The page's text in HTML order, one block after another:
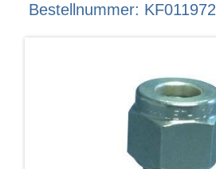
Bestellnummer: KF011972